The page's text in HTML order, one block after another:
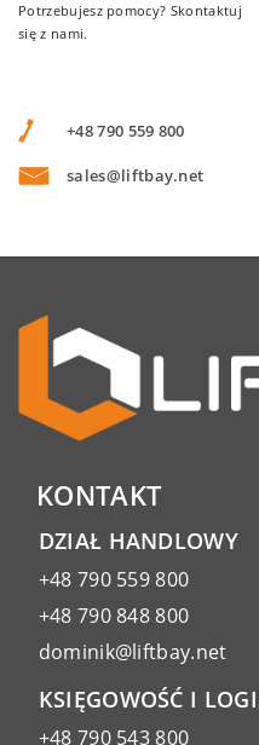
Potrzebujesz pomocy? Skontaktuj
się z nami.
+48 790 559 800
sales@liftbay.net
KONTAKT
DZIAŁ HANDLOWY
+48 790 559 800
+48 790 848 800
dominik@liftbay.net
KSIĘGOWOŚĆ I
+48 790 543 800